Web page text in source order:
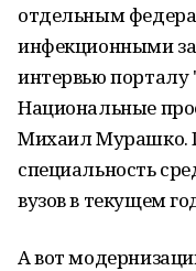
отдельным
инфекционными
интервью порталу
Национальные
Михаил Мурашко.
специальность
вузов в текущем
А вот